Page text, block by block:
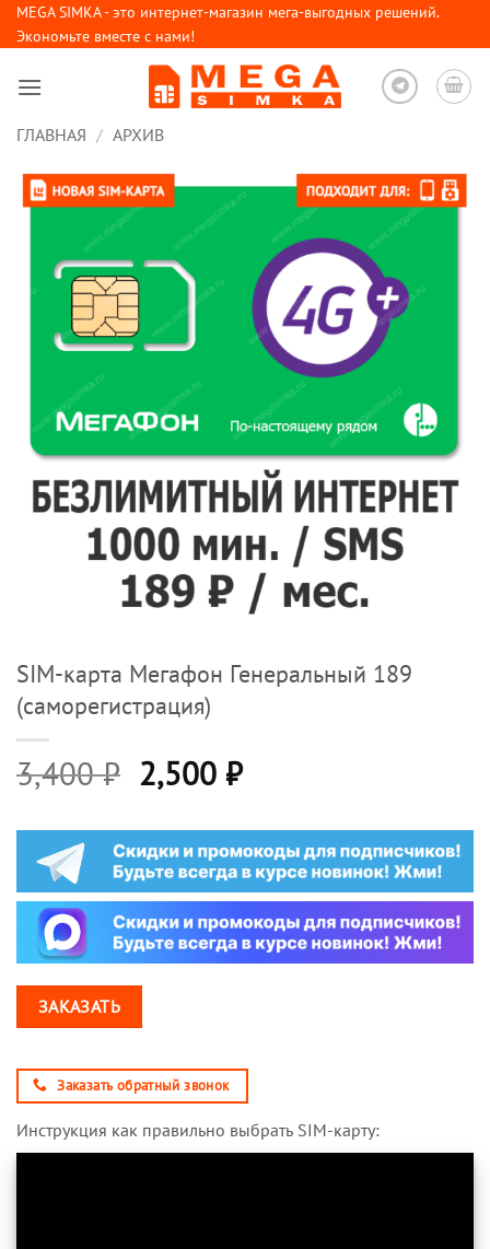
SkipMEGA SIMKA - это интернет-магазин мега-выгодных решений.
Экономьте вместе с нами!
ГЛАВНАЯ / АРХИВ
SIM-карта Мегафон Генеральный 189
(саморегистрация)
3,400₽ Первоначальная
цена
составляла
3,400 ₽.
2,500 ₽Текущая
2,500 ₽.
ЗАКАЗАТЬ
Заказать обратный звонок
Инструкция как правильно выбрать SIM-карту: